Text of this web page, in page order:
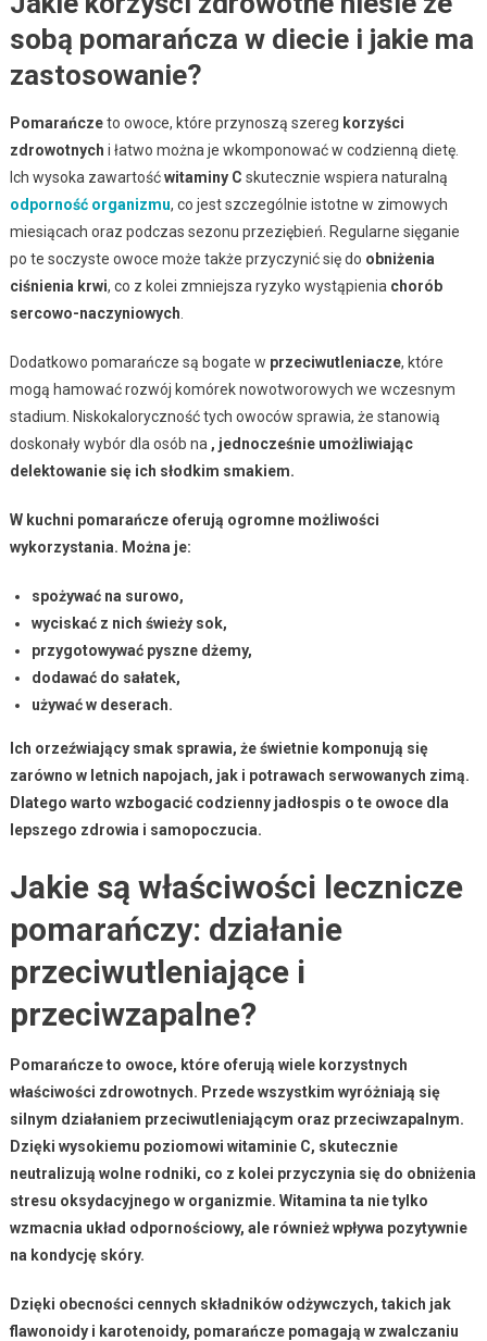
sobą pomarańcza w diecie i jakie ma
zastosowanie?
Pomarańczeto owoce, które przynoszą szereg korzyści
zdrowotnych i łatwo można je wkomponować w codzienną dietę.
Ich wysoka zawartośćwitaminy C skutecznie wspiera naturalną
odporność organizmu, co jest szczególnie istotne w zimowych
miesiącach oraz podczas sezonu przeziębień. Regularne sięganie
po te soczyste owoce może także przyczynić się do obniżenia
ciśnienia krwi, co z kolei zmniejsza ryzyko wystąpienia chorób
sercowo-naczyniowych
Dodatkowo pomarańcze są bogate w przeciwutleniacze, które
mogą hamować rozwój komórek nowotworowych we wczesnym
stadium. Niskokaloryczność tych owoców sprawia, że stanowią
doskonały wybór dla osób na , jednocześnie umożliwiając
delektowanie się ich słodkim smakiem.
W kuchni pomarańcze oferują ogromne możliwości
wykorzystania. Można je:
spożywać na surowo,
wyciskać z nich świeży sok,
przygotowywać pyszne dżemy,
dodawać do sałatek,
używać w deserach.
Ich orzeźwiający smak sprawia, że świetnie komponują się
zarówno w letnich napojach, jak i potrawach serwowanych zimą.
Dlatego warto wzbogacić codzienny jadłospis o te owoce dla
lepszego zdrowia i samopoczucia.
Jakie są właściwości lecznicze
pomarańczy: działanie
przeciwutleniające i
przeciwzapalne?
Pomarańczeto owoce, które oferują wiele korzystnych
właściwości zdrowotnych. Przede wszystkim wyróżniają się
silnym działaniem przeciwutleniającym oraz przeciwzapalnym.
Dzięki wysokiemu poziomowi witaminie C, skutecznie
neutralizują wolne rodniki, co z kolei przyczynia się do obniżenia
stresu oksydacyjnego w organizmie. Witamina ta nie tylko
wzmacnia układ odpornościowy, ale również wpływa pozytywnie
na kondycję skóry.
Dzięki obecności cennych składników odżywczych, takich jak
flawonoidyi karotenoidy, pomarańcze pomagają w zwalczaniu